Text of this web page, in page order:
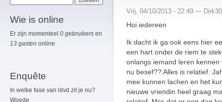
Wie is online
Er zijn momenteel 0 gebruikers en
13 gasten online.
Enquête
In welke fase van ldvd zit je nu?
Woede
Vrij, 04/10/2013 - 22:49 — Dirk30
Hoi iedereen
Ik dacht ik ga ook eens hier
een hart onder de riem te
onlangs iemand leren
nu besef?? Alles is relatief.
mee kunnen lachen en het
nieuwe vriendin heel graag